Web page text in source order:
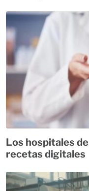
Los hospitales
recetas digitales